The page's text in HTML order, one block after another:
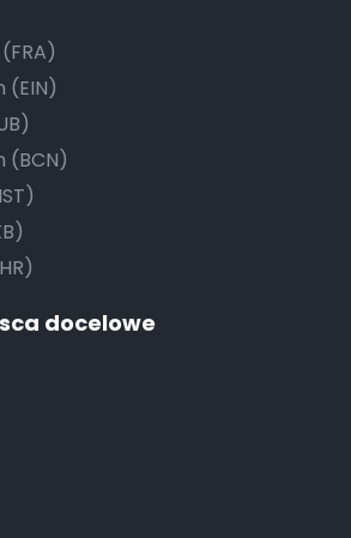
(EIN)
(BCN)
docelowe